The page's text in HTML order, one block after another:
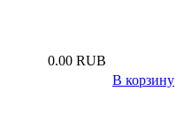
0.00 RUB
В корзину